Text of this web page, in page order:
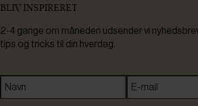
BLIV INSPIRERET
2-4 gange om måneden udsender vi
tips og tricks til din hverdag.